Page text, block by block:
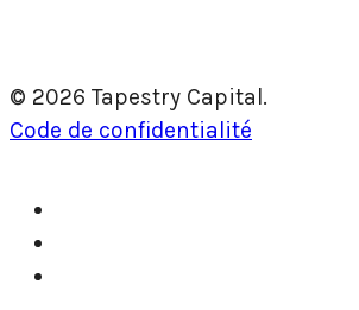
© 2026 Tapestry Capital.
Code de confidentialité